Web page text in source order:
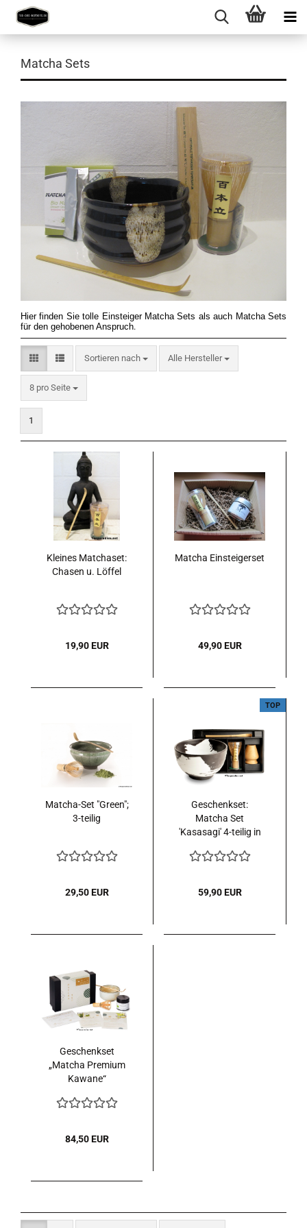
Matcha Sets
Hier finden Sie tolle Einsteiger Matcha Sets als auch Matcha Sets
für den gehobenen Anspruch.
Sortieren nach
Sortieren nach Alle Hersteller
8 pro Seite
pro Seite
1
Kleines Matchaset:
Chasen u. Löffel
19,90 EUR
Matcha Einsteigerset
49,90 EUR
Matcha-Set "Green";
3-teilig
29,50 EUR
TOP
Geschenkset:
Matcha Set
'Kasasagi' 4-teilig in
59,90 EUR
Geschenkset
„Matcha Premium
Kawane“
84,50 EUR